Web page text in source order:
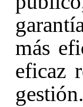
más
eficaz
gestión.